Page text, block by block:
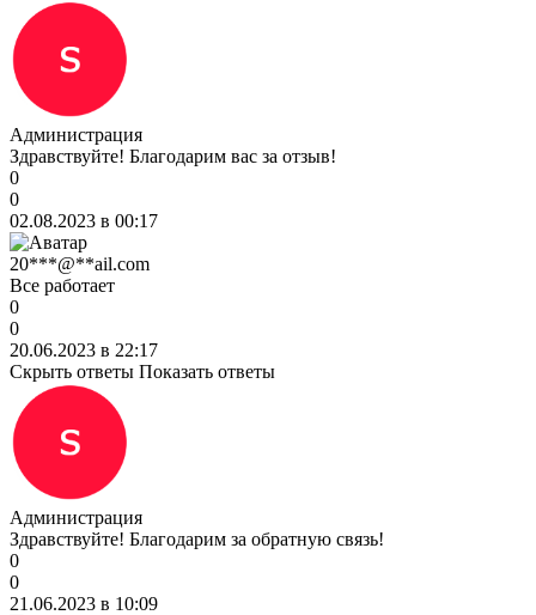
Администрация
Здравствуйте! Благодарим вас за отзыв!
0
0
02.08.2023 в 00:17
20***@**ail.com
Все работает
0
0
20.06.2023 в 22:17
Скрыть ответы Показать ответы
Администрация
Здравствуйте! Благодарим за обратную связь!
0
0
21.06.2023 в 10:09